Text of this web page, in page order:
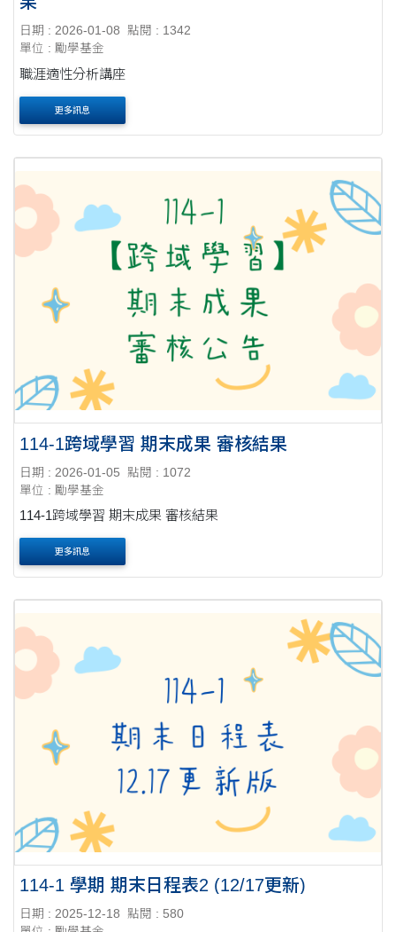
日期 : 2026-01-08
點閱 : 1342
單位 : 勵學基金
職涯適性分析講座
更多訊息
114-1跨域學習 期末成果 審核結果
日期 : 2026-01-05
點閱 : 1072
單位 : 勵學基金
114-1跨域學習 期末成果 審核結果
更多訊息
114-1 學期 期末日程表2 (12/17更新)
日期 : 2025-12-18
點閱 : 580